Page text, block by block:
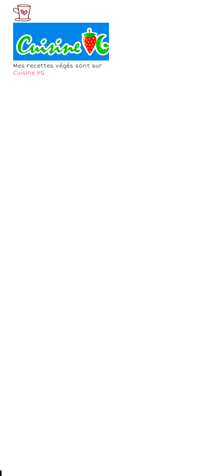
Mes recettes végés sont sur
Cuisine VG